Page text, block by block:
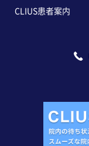
CLIUS患者案内